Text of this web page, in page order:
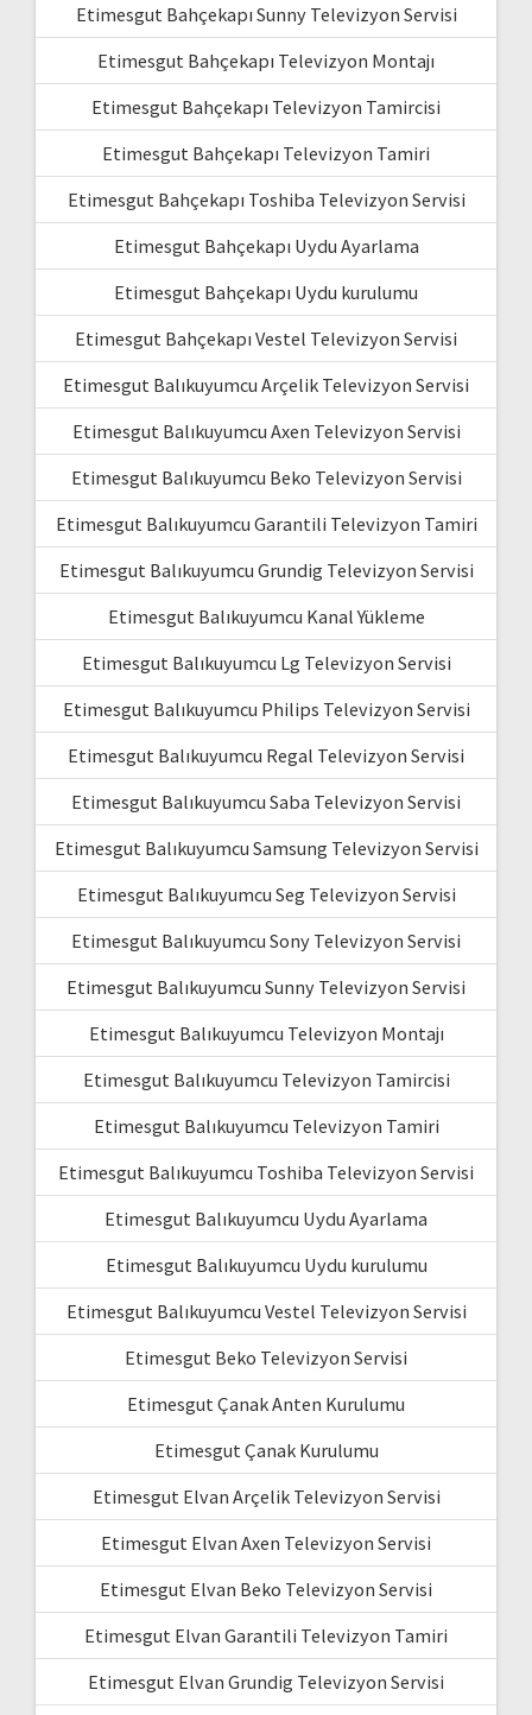
Etimesgut Bahçekapı Sunny Televizyon Servisi
Etimesgut Bahçekapı Televizyon Montajı
Etimesgut Bahçekapı Televizyon Tamircisi
Etimesgut Bahçekapı Televizyon Tamiri
Etimesgut Bahçekapı Toshiba Televizyon Servisi
Etimesgut Bahçekapı Uydu Ayarlama
Etimesgut Bahçekapı Uydu kurulumu
Etimesgut Bahçekapı Vestel Televizyon Servisi
Etimesgut Balıkuyumcu Arçelik Televizyon Servisi
Etimesgut Balıkuyumcu Axen Televizyon Servisi
Etimesgut Balıkuyumcu Beko Televizyon Servisi
Etimesgut Balıkuyumcu Garantili Televizyon Tamiri
Etimesgut Balıkuyumcu Grundig Televizyon Servisi
Etimesgut Balıkuyumcu Kanal Yükleme
Etimesgut Balıkuyumcu Lg Televizyon Servisi
Etimesgut Balıkuyumcu Philips Televizyon Servisi
Etimesgut Balıkuyumcu Regal Televizyon Servisi
Etimesgut Balıkuyumcu Saba Televizyon Servisi
Etimesgut Balıkuyumcu Samsung Televizyon Servisi
Etimesgut Balıkuyumcu Seg Televizyon Servisi
Etimesgut Balıkuyumcu Sony Televizyon Servisi
Etimesgut Balıkuyumcu Sunny Televizyon Servisi
Etimesgut Balıkuyumcu Televizyon Montajı
Etimesgut Balıkuyumcu Televizyon Tamircisi
Etimesgut Balıkuyumcu Televizyon Tamiri
Etimesgut Balıkuyumcu Toshiba Televizyon Servisi
Etimesgut Balıkuyumcu Uydu Ayarlama
Etimesgut Balıkuyumcu Uydu kurulumu
Etimesgut Balıkuyumcu Vestel Televizyon Servisi
Etimesgut Beko Televizyon Servisi
Etimesgut Çanak Anten Kurulumu
Etimesgut Çanak Kurulumu
Etimesgut Elvan Arçelik Televizyon Servisi
Etimesgut Elvan Axen Televizyon Servisi
Etimesgut Elvan Beko Televizyon Servisi
Etimesgut Elvan Garantili Televizyon Tamiri
Etimesgut Elvan Grundig Televizyon Servisi